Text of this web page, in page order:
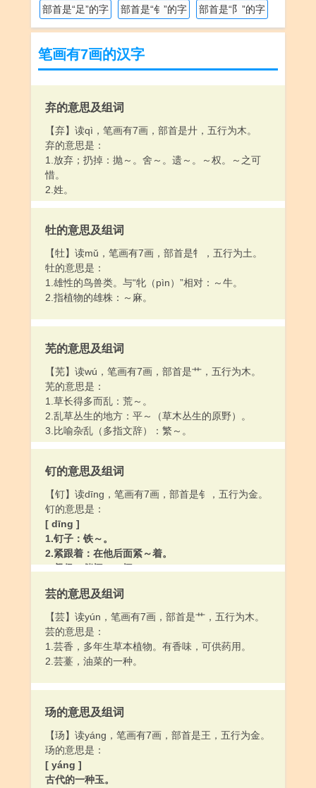
部首是“足”的字
部首是“钅”的字 部首是“阝”的字
笔画有7画的汉字
弃的意思及组词
【弃】读qì，笔画有7画，部首是廾，五行为木。
弃的意思是：
1.放弃；扔掉：抛～。舍～。遗～。～权。～之可
惜。
2.姓。
牡的意思及组词
【牡】读mǔ，笔画有7画，部首是牜，五行为土。
牡的意思是：
1.雄性的鸟兽类。与“牝（pìn）”相对：～牛。
2.指植物的雄株：～麻。
芜的意思及组词
【芜】读wú，笔画有7画，部首是艹，五行为木。
芜的意思是：
1.草长得多而乱：荒～。
2.乱草丛生的地方：平～（草木丛生的原野）。
3.比喻杂乱（多指文辞）：繁～。
钉的意思及组词
【钉】读dīng，笔画有7画，部首是钅，五行为金。
钉的意思是：
[ dīng ]
1.钉子：铁～。
2.紧跟着：在他后面紧～着。
3.督促；催问：～问。
[ dìng ]
1.把钉子或楔（xiē）子打进他物；用钉子等把东西
固定起来：～钉（dīng）子。～窗户。
2.一种缝纫方法。用针线将扣子等固定住：～扣子。
芸的意思及组词
【芸】读yún，笔画有7画，部首是艹，五行为木。
芸的意思是：
1.芸香，多年生草本植物。有香味，可供药用。
2.芸薹，油菜的一种。
玚的意思及组词
【玚】读yáng，笔画有7画，部首是王，五行为金。
玚的意思是：
[ yáng ]
古代的一种玉。